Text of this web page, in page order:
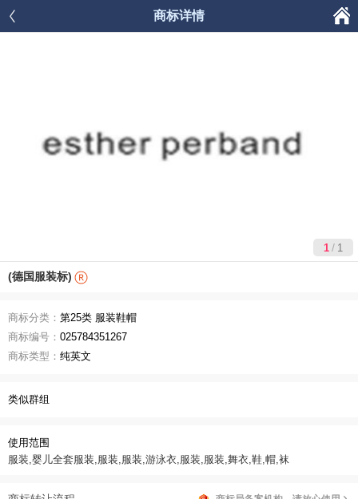
 商标详情
1 / 1
(德国服装标)
商标分类： 第25类 服装鞋帽
商标编号： 025784351267
商标类型： 纯英文
类似群组
使用范围
服装,婴儿全套服装,服装,服装,游泳衣,服装,服装,舞衣,鞋,帽,袜